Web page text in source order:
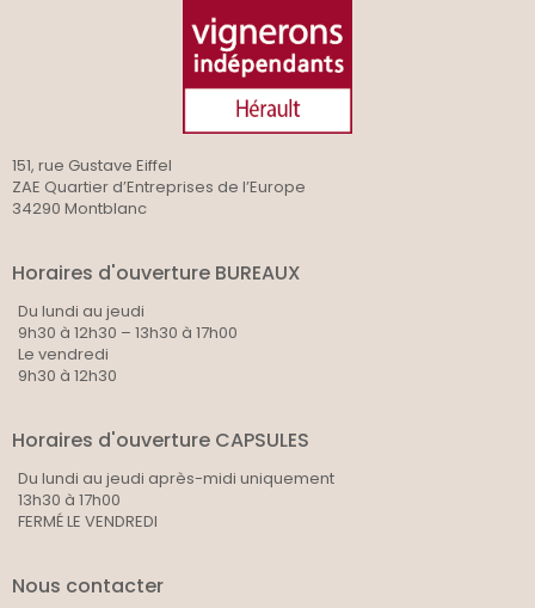
151, rue Gustave Eiffel
ZAE Quartier d’Entreprises de l’Europe
34290 Montblanc
Horaires d'ouverture BUREAUX
Du lundi au jeudi
9h30 à 12h30 – 13h30 à 17h00
Le vendredi
9h30 à 12h30
Horaires d'ouverture CAPSULES
Du lundi au jeudi après-midi uniquement
13h30 à 17h00
FERMÉ LE VENDREDI
Nous contacter